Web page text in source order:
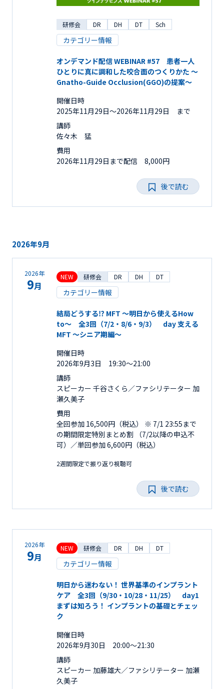
研修会 DR DH DT Sch
カテゴリー情報
オンデマンド配信 WEBINAR #57 患者一人
ひとりに真に調和した咬合面のつくりかた ～
Gnatho-Guide Occlusion(GGO)の提案～
開催日時
2025年11月29日〜2026年11月29日 まで
講師
佐々木 猛
費用
2026年11月29日まで配信 8,000円
後で読む
2026年9月
2026年
9月
NEW 研修会 DR DH DT
カテゴリー情報
結局どうする⁉︎ MFT 〜明日から使えるHow
to〜 全3回（7/2・8/6・9/3） day 支える
MFT 〜シニア期編～
開催日時
2026年9月3日 19:30～21:00
講師
スピーカー 千谷さくら／ファシリテーター 加
瀬久美子
費用
全回参加 16,500円（税込） ※ 7/1 23:55まで
の期間限定特別まとめ割 （7/2以降の申込不
可）／単回参加 6,600円（税込）
2週間限定で振り返り視聴可
後で読む
2026年
9月
NEW 研修会 DR DH DT
カテゴリー情報
明日から迷わない！ 世界基準のインプラント
ケア 全3回（9/30・10/28・11/25） day1
まずは知ろう！ インプラントの基礎とチェッ
ク
開催日時
2026年9月30日 20:00～21:30
講師
スピーカー 加藤雄大／ファシリテーター 加瀬
久美子